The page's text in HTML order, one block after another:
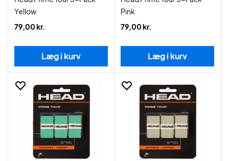
Yellow
79,00 kr.
Læg i kurv
Pink
79,00 kr.
Læg i kurv